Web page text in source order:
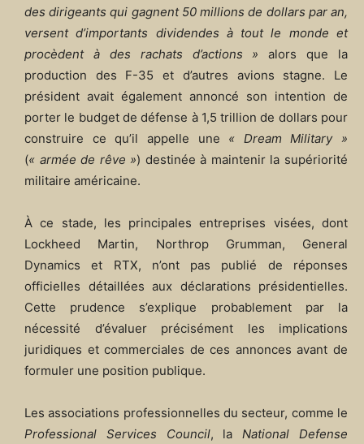
des dirigeants qui gagnent 50 millions de dollars par an,
versent d’importants dividendes à tout le monde et
procèdent à des rachats d’actions » alors que la
production des F-35 et d’autres avions stagne. Le
président avait également annoncé son intention de
porter le budget de défense à 1,5 trillion de dollars pour
construire ce qu’il appelle une « Dream Military »
(« armée de rêve ») destinée à maintenir la supériorité
militaire américaine.
À ce stade, les principales entreprises visées, dont
Lockheed Martin, Northrop Grumman, General
Dynamics et RTX, n’ont pas publié de réponses
officielles détaillées aux déclarations présidentielles.
Cette prudence s’explique probablement par la
nécessité d’évaluer précisément les implications
juridiques et commerciales de ces annonces avant de
formuler une position publique.
Les associations professionnelles du secteur, comme le
Professional Services Council, laNational Defense